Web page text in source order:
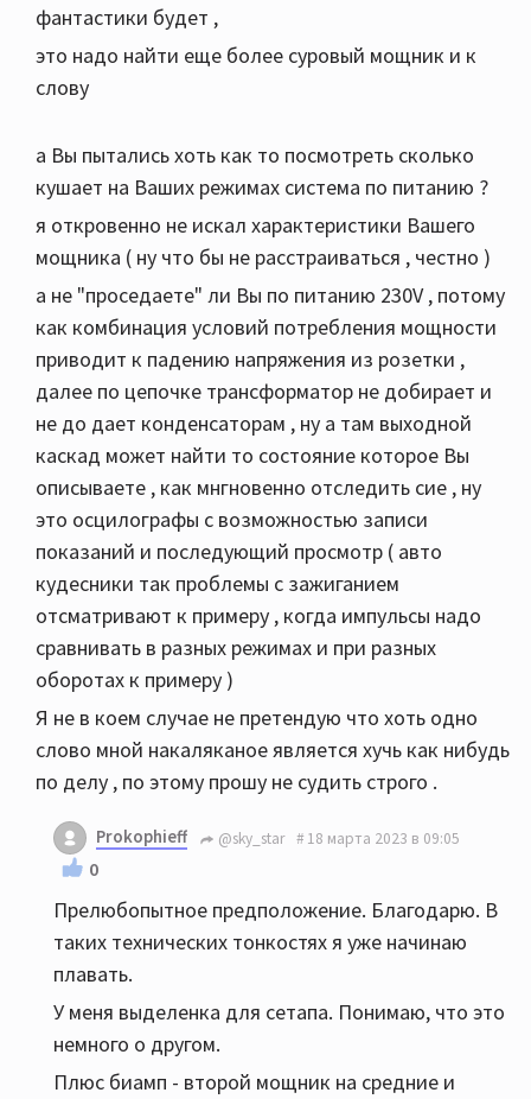
фантастики будет ,
это надо найти еще более суровый мощник и к
слову
а Вы пытались хоть как то посмотреть сколько
кушает на Ваших режимах система по питанию ?
я откровенно не искал характеристики Вашего
мощника ( ну что бы не расстраиваться , честно )
а не "проседаете" ли Вы по питанию 230V , потому
как комбинация условий потребления мощности
приводит к падению напряжения из розетки ,
далее по цепочке трансформатор не добирает и
не до дает конденсаторам , ну а там выходной
каскад может найти то состояние которое Вы
описываете , как мнгновенно отследить сие , ну
это осцилографы с возможностью записи
показаний и последующий просмотр ( авто
кудесники так проблемы с зажиганием
отсматривают к примеру , когда импульсы надо
сравнивать в разных режимах и при разных
оборотах к примеру )
Я не в коем случае не претендую что хоть одно
слово мной накаляканое является хучь как нибудь
по делу , по этому прошу не судить строго .
Prokophieff @sky_star 18 марта 2023 в 09:05
0
Прелюбопытное предположение. Благодарю. В
таких технических тонкостях я уже начинаю
плавать.
У меня выделенка для сетапа. Понимаю, что это
немного о другом.
Плюс биамп - второй мощник на средние и